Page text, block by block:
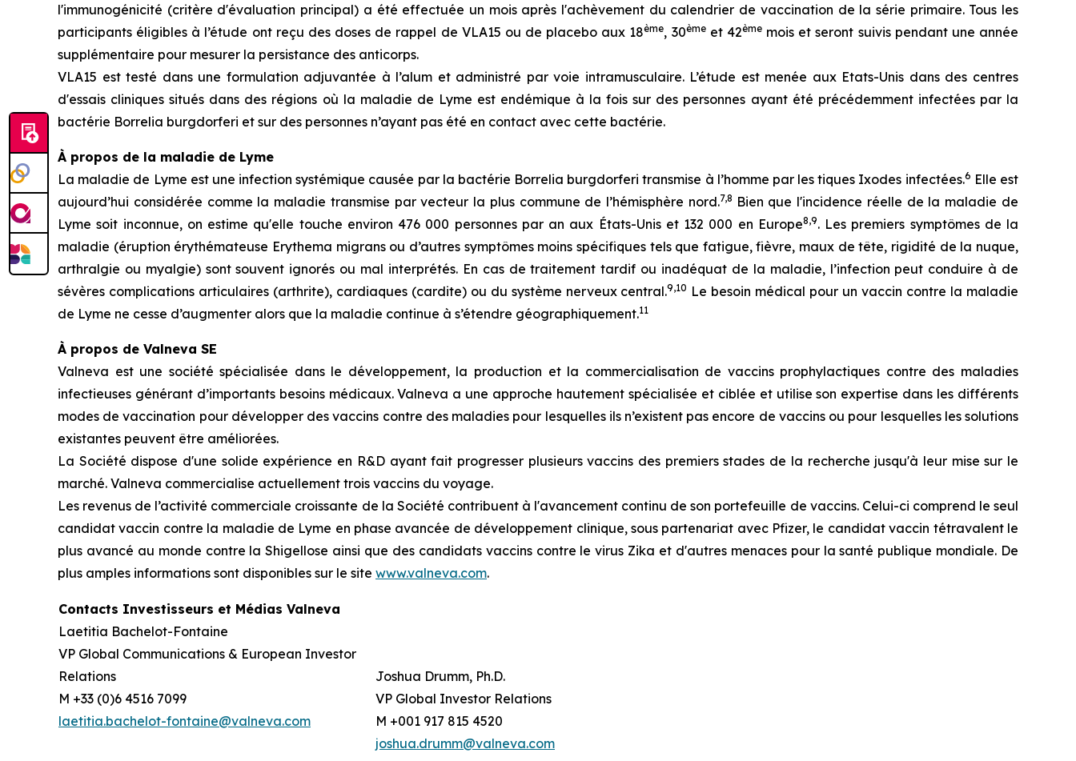
l'immunogénicité (critère d'évaluation principal) a été effectuée un mois après l'achèvement du calendrier de vaccination de la série primaire. Tous les
participants éligibles à l’étude ont reçu des doses de rappel de VLA15 ou de placebo aux 18ème, 30èmeet 42èmemois et seront suivis pendant une année
supplémentaire pour mesurer la persistance des anticorps.
VLA15 est testé dans une formulation adjuvantée à l’alum et administré par voie intramusculaire. L’étude est menée aux Etats-Unis dans des centres
d'essais cliniques situés dans des régions où la maladie de Lyme est endémique à la fois sur des personnes ayant été précédemment infectées par la
bactérie Borrelia burgdorferi et sur des personnes n’ayant pas été en contact avec cette bactérie.
À propos de la maladie de Lyme
La maladie de Lyme est une infection systémique causée par la bactérie Borrelia burgdorferi transmise à l’homme par les tiques Ixodes infectées.6 Elle est
aujourd’hui considérée comme la maladie transmise par vecteur la plus commune de l’hémisphère nord.7,8 Bien que l'incidence réelle de la maladie de
Lyme soit inconnue, on estime qu'elle touche environ 476 000 personnes par an aux États-Unis et 132 000 en Europe8,9. Les premiers symptômes de la
maladie (éruption érythémateuse Erythema migrans ou d’autres symptômes moins spécifiques tels que fatigue, fièvre, maux de tête, rigidité de la nuque,
arthralgie ou myalgie) sont souvent ignorés ou mal interprétés. En cas de traitement tardif ou inadéquat de la maladie, l’infection peut conduire à de
sévères complications articulaires (arthrite), cardiaques (cardite) ou du système nerveux central.9,10 Le besoin médical pour un vaccin contre la maladie
de Lyme ne cesse d’augmenter alors que la maladie continue à s’étendre géographiquement.11
À propos de Valneva SE
Valneva est une société spécialisée dans le développement, la production et la commercialisation de vaccins prophylactiques contre des maladies
infectieuses générant d’importants besoins médicaux. Valneva a une approche hautement spécialisée et ciblée et utilise son expertise dans les différents
modes de vaccination pour développer des vaccins contre des maladies pour lesquelles ils n’existent pas encore de vaccins ou pour lesquelles les solutions
existantes peuvent être améliorées.
La Société dispose d'une solide expérience en R&D ayant fait progresser plusieurs vaccins des premiers stades de la recherche jusqu'à leur mise sur le
marché. Valneva commercialise actuellement trois vaccins du voyage.
Les revenus de l’activité commerciale croissante de la Société contribuent à l'avancement continu de son portefeuille de vaccins. Celui-ci comprend le seul
candidat vaccin contre la maladie de Lyme en phase avancée de développement clinique, sous partenariat avec Pfizer, le candidat vaccin tétravalent le
plus avancé au monde contre la Shigellose ainsi que des candidats vaccins contre le virus Zika et d'autres menaces pour la santé publique mondiale. De
plus amples informations sont disponibles sur le site www.valneva.com.
Contacts Investisseurs et Médias Valneva
Laetitia Bachelot-Fontaine
VP Global Communications & European Investor
Relations
M +33 (0)6 4516 7099
laetitia.bachelot-fontaine@valneva.com
Joshua Drumm, Ph.D.
VP Global Investor Relations
M +001 917 815 4520
joshua.drumm@valneva.com